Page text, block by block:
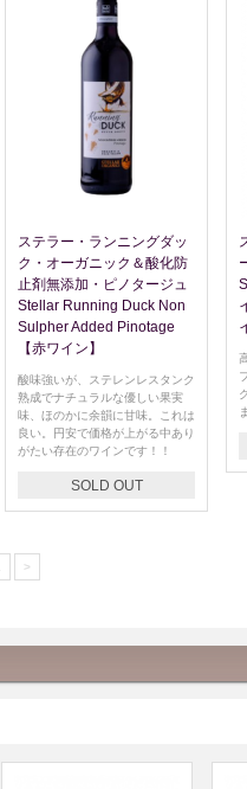
ステラー・ランニングダッ
ク・オーガニック＆酸化防
止剤無添加・ピノタージュ
Stellar Running Duck Non
Sulpher Added Pinotage
【赤ワイン】
酸味強いが、ステレンレスタンク
熟成でナチュラルな優しい果実
味、ほのかに余韻に甘味。これは
良い。円安で価格が上がる中あり
がたい存在のワインです！！
SOLD OUT
>